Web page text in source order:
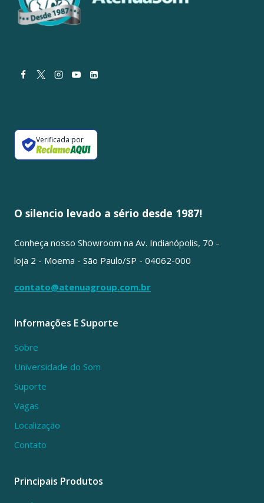
Verificada por
O silencio levado a sério desde 1987!
Conheça nosso Showroom na Av. Indianópolis, 70 -
loja 2 - Moema - São Paulo/SP - 04062-000
contato@atenuagroup.com.br
Informações E Suporte
Sobre
Universidade do Som
Suporte
Vagas
Localização
Contato
Principais Produtos